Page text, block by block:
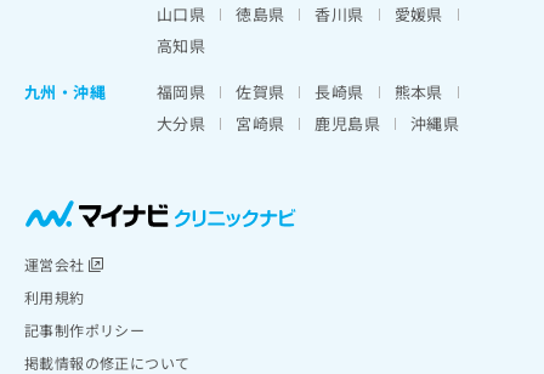
山口県
徳島県 香川県
愛媛県
高知県
九州・沖縄
福岡県 佐賀県 長崎県
熊本県
大分県
宮崎県 鹿児島県 沖縄県
運営会社
利用規約
記事制作ポリシー
掲載情報の修正について